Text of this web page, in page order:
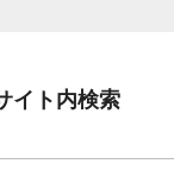
イト内検索